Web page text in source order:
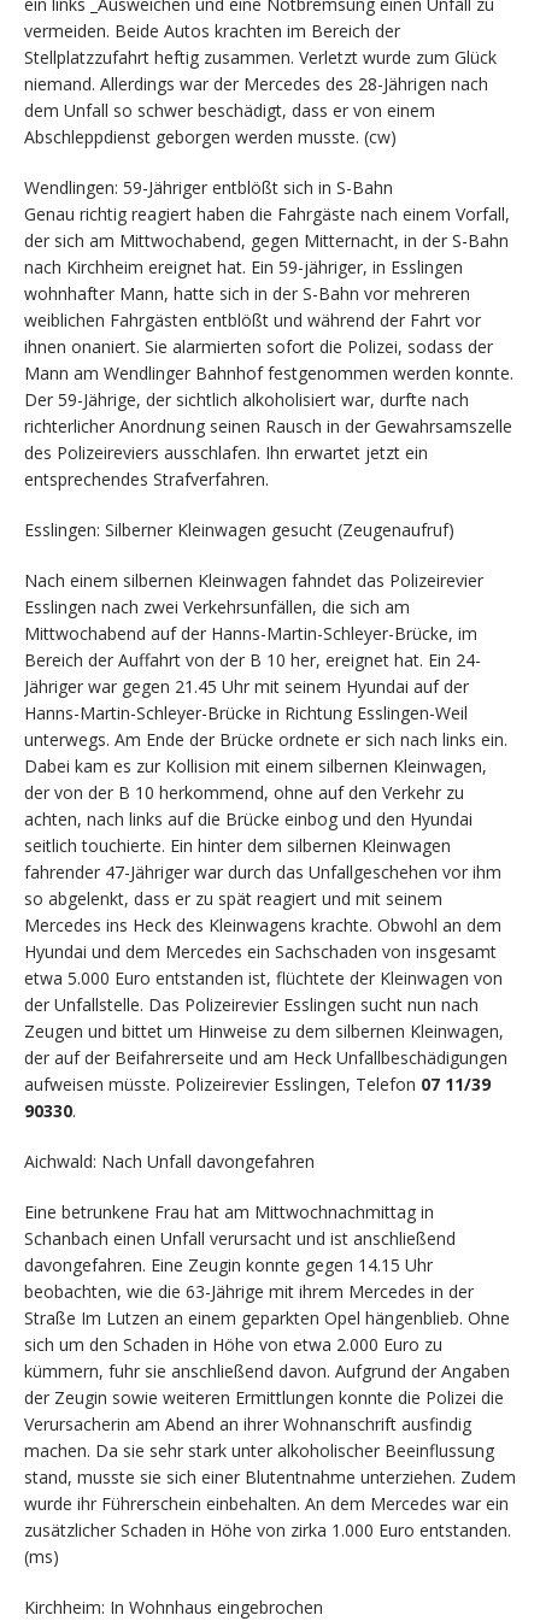
vermeiden. Beide Autos krachten im Bereich der
Stellplatzzufahrt heftig zusammen. Verletzt wurde zum Glück
niemand. Allerdings war der Mercedes des 28-Jährigen nach
dem Unfall so schwer beschädigt, dass er von einem
Abschleppdienst geborgen werden musste. (cw)
Wendlingen: 59-Jähriger entblößt sich in S-Bahn
Genau richtig reagiert haben die Fahrgäste nach einem Vorfall,
der sich am Mittwochabend, gegen Mitternacht, in der S-Bahn
nach Kirchheim ereignet hat. Ein 59-jähriger, in Esslingen
wohnhafter Mann, hatte sich in der S-Bahn vor mehreren
weiblichen Fahrgästen entblößt und während der Fahrt vor
ihnen onaniert. Sie alarmierten sofort die Polizei, sodass der
Mann am Wendlinger Bahnhof festgenommen werden konnte.
Der 59-Jährige, der sichtlich alkoholisiert war, durfte nach
richterlicher Anordnung seinen Rausch in der Gewahrsamszelle
des Polizeireviers ausschlafen. Ihn erwartet jetzt ein
entsprechendes Strafverfahren.
Esslingen: Silberner Kleinwagen gesucht (Zeugenaufruf)
Nach einem silbernen Kleinwagen fahndet das Polizeirevier
Esslingen nach zwei Verkehrsunfällen, die sich am
Mittwochabend auf der Hanns-Martin-Schleyer-Brücke, im
Bereich der Auffahrt von der B 10 her, ereignet hat. Ein 24-
Jähriger war gegen 21.45 Uhr mit seinem Hyundai auf der
Hanns-Martin-Schleyer-Brücke in Richtung Esslingen-Weil
unterwegs. Am Ende der Brücke ordnete er sich nach links ein.
Dabei kam es zur Kollision mit einem silbernen Kleinwagen,
der von der B 10 herkommend, ohne auf den Verkehr zu
achten, nach links auf die Brücke einbog und den Hyundai
seitlich touchierte. Ein hinter dem silbernen Kleinwagen
fahrender 47-Jähriger war durch das Unfallgeschehen vor ihm
so abgelenkt, dass er zu spät reagiert und mit seinem
Mercedes ins Heck des Kleinwagens krachte. Obwohl an dem
Hyundai und dem Mercedes ein Sachschaden von insgesamt
etwa 5.000 Euro entstanden ist, flüchtete der Kleinwagen von
der Unfallstelle. Das Polizeirevier Esslingen sucht nun nach
Zeugen und bittet um Hinweise zu dem silbernen Kleinwagen,
der auf der Beifahrerseite und am Heck Unfallbeschädigungen
aufweisen müsste. Polizeirevier Esslingen, Telefon 07 11/39
90330.
Aichwald: Nach Unfall davongefahren
Eine betrunkene Frau hat am Mittwochnachmittag in
Schanbach einen Unfall verursacht und ist anschließend
davongefahren. Eine Zeugin konnte gegen 14.15 Uhr
beobachten, wie die 63-Jährige mit ihrem Mercedes in der
Straße Im Lutzen an einem geparkten Opel hängenblieb. Ohne
sich um den Schaden in Höhe von etwa 2.000 Euro zu
kümmern, fuhr sie anschließend davon. Aufgrund der Angaben
der Zeugin sowie weiteren Ermittlungen konnte die Polizei die
Verursacherin am Abend an ihrer Wohnanschrift ausfindig
machen. Da sie sehr stark unter alkoholischer Beeinflussung
stand, musste sie sich einer Blutentnahme unterziehen. Zudem
wurde ihr Führerschein einbehalten. An dem Mercedes war ein
zusätzlicher Schaden in Höhe von zirka 1.000 Euro entstanden.
(ms)
Kirchheim: In Wohnhaus eingebrochen